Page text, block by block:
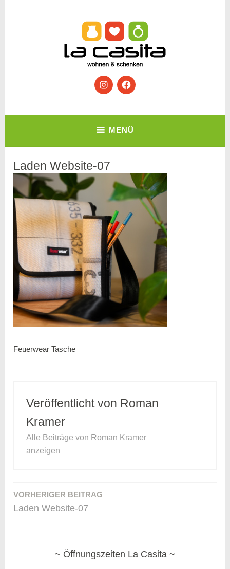
Wohnen & Schenken InstagramFacebook
MENÜ
Laden Website-07
Feuerwear Tasche
Veröffentlicht von Roman
Kramer
Alle Beiträge von Roman Kramer
anzeigen
Beitragsnavigation
VORHERIGER BEITRAG
Laden Website-07
Öffnungszeiten La Casita